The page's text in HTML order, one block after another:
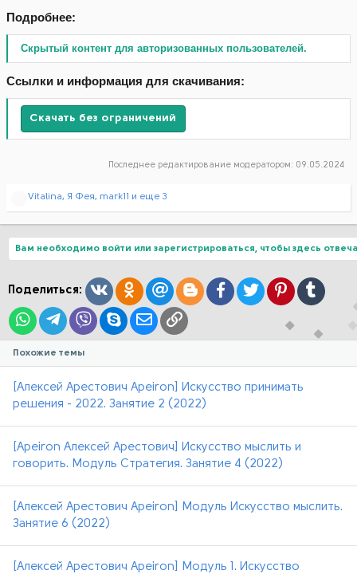
Подробнее:
Скрытый контент для авторизованных пользователей.
Ссылки и информация для скачивания:
Скачать без ограничений
Последнее редактирование модератором: 09.05.2024
Р
ц
и
:
Vitalina, Я Фея, mark11 и еще 3
Вам необходимо войти или зарегистрироваться, чтобы здесь
Поделиться: ВконтактеОдноклассники
Mail.ruBloggerFacebook
TwitterPinterestTumblr
WhatsAppTelegram
Viber SkypeЭлектронная почта
Ссылка
Похожие темы
[Алексей Арестович Apeiron] Искусство принимать
решения - 2022. Занятие 2 (2022)
[Apeiron Алексей Арестович] Искусство мыслить и
говорить. Модуль Стратегия. Занятие 4 (2022)
[Алексей Арестович Apeiron] Модуль Искусство мыслить.
Занятие 6 (2022)
[Алексей Арестович Apeiron] Модуль 1. Искусство